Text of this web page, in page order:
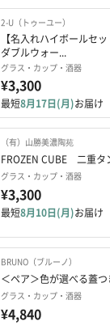
2-U（トゥーユー）
【名入れハイボールセ
ダブルウォー...
グラス・カップ・酒器
¥3,300
最短8月17日(月)お届け
（有）山勝美濃陶苑
FROZEN CUBE　二重
グラス・カップ・酒器
¥3,300
最短8月10日(月)お届け
BRUNO（ブルーノ）
＜ペア＞色が選べる蓋
グラス・カップ・酒器
¥4,840